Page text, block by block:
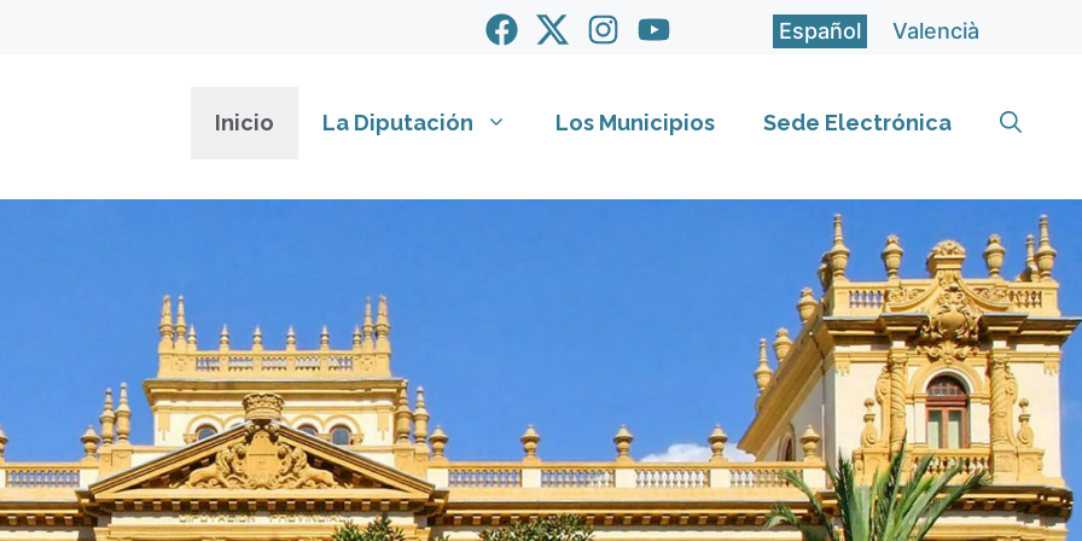
Español Valencià
Inicio La Diputación Los Municipios Sede Electrónica